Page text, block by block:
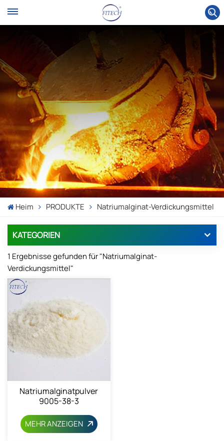
Heim PRODUKTE Natriumalginat-Verdickungsmittel
KATEGORIEN
1 Ergebnisse gefunden für "Natriumalginat-
Verdickungsmittel"
Natriumalginatpulver
9005-38-3
MEHR ANZEIGEN